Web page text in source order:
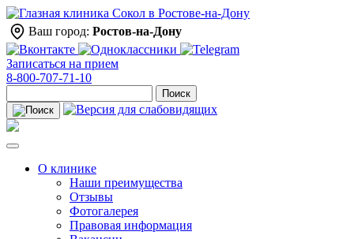
Ваш город: Ростов-на-Дону
Записаться на прием
8-800-707-71-10
Поиск
О клинике
Наши преимущества
Отзывы
Фотогалерея
Правовая информация